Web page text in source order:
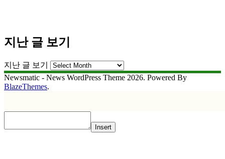
지난 글 보기
지난 글 보기
Newsmatic - News WordPress Theme 2026. Powered By
BlazeThemes.
Insert